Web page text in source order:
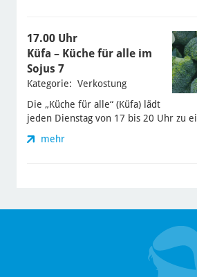
17.00 Uhr
Küfa – Küche für alle im
Sojus 7
Kategorie: Verkostung
Die „Küche für alle“ (Küfa) lädt
jeden Dienstag von 17 bis 20 Uhr zu
mehr